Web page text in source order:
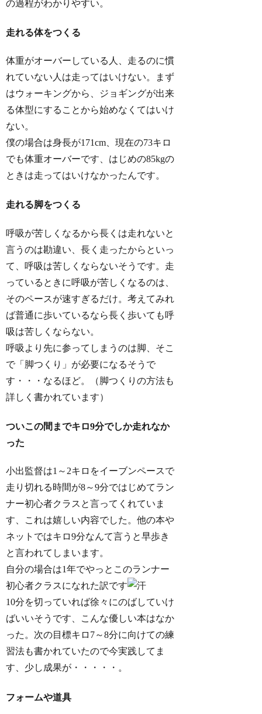
の過程がわかりやすい。
走れる体をつくる
体重がオーバーしている人、走るのに慣
れていない人は走ってはいけない。まず
はウォーキングから、ジョギングが出来
る体型にすることから始めなくてはいけ
ない。
僕の場合は身長が171cm、現在の73キロ
でも体重オーバーです、はじめの85kgの
ときは走ってはいけなかったんです。
走れる脚をつくる
呼吸が苦しくなるから長くは走れないと
言うのは勘違い、長く走ったからといっ
て、呼吸は苦しくならないそうです。走
っているときに呼吸が苦しくなるのは、
そのペースが速すぎるだけ。考えてみれ
ば普通に歩いているなら長く歩いても呼
吸は苦しくならない。
呼吸より先に参ってしまうのは脚、そこ
で「脚つくり」が必要になるそうで
す・・・なるほど。（脚つくりの方法も
詳しく書かれています）
ついこの間までキロ9分でしか走れなか
った
小出監督は1～2キロをイーブンペースで
走り切れる時間が8～9分ではじめてラン
ナー初心者クラスと言ってくれていま
す、これは嬉しい内容でした。他の本や
ネットではキロ9分なんて言うと早歩き
と言われてしまいます。
自分の場合は1年でやっとこのランナー
初心者クラスになれた訳です
10分を切っていれば徐々にのばしていけ
ばいいそうです、こんな優しい本はなか
った。次の目標キロ7～8分に向けての練
習法も書かれていたので今実践してま
す、少し成果が・・・・・。
フォームや道具